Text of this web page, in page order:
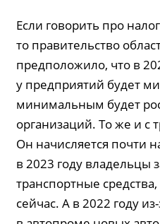
Если говорить про
то правительство
предположило, что в
у предприятий будет
минимальным будет
организаций. То же и с
Он начисляется почти
в 2023 году владельцы
транспортные
сейчас. А в 2022 году